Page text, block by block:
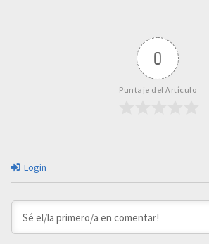
0
Puntaje del Artículo
Login